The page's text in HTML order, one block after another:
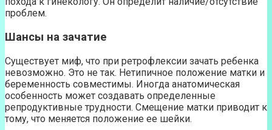
проблем.
Шансы на зачатие
Существует миф, что при ретрофлексии зачать ребенка
невозможно. Это не так. Нетипичное положение матки и
беременность совместимы. Иногда анатомическая
особенность может создавать определенные
репродуктивные трудности. Смещение матки приводит к
тому, что меняется положение ее шейки.